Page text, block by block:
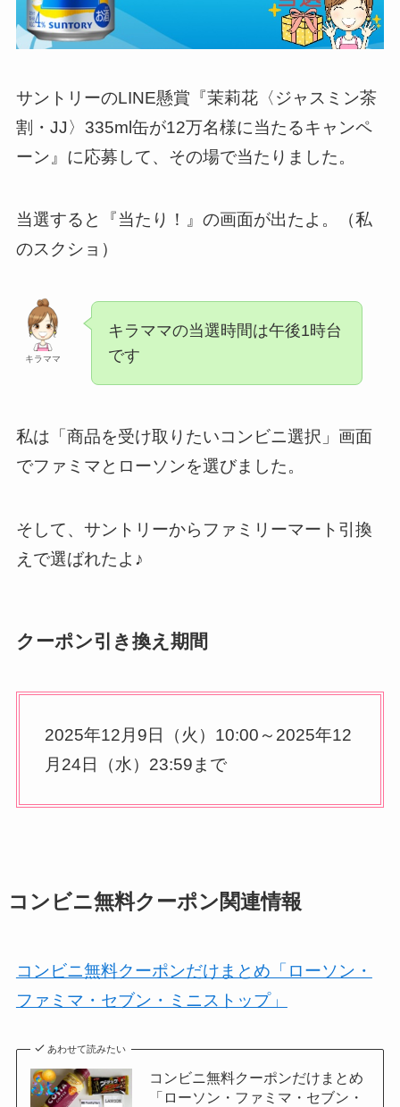
サントリーのLINE懸賞『茉莉花〈ジャスミン茶
割・JJ〉335ml缶が12万名様に当たるキャンペ
ーン』に応募して、その場で当たりました。
当選すると『当たり！』の画面が出たよ。（私
のスクショ）
キラママ
キラママの当選時間は午後1時台
です
私は「商品を受け取りたいコンビニ選択」画面
でファミマとローソンを選びました。
そして、サントリーからファミリーマート引換
えで選ばれたよ♪
クーポン引き換え期間
2025年12月9日（火）10:00～2025年12
月24日（水）23:59まで
コンビニ無料クーポン関連情報
コンビニ無料クーポンだけまとめ「ローソン・
ファミマ・セブン・ミニストップ」
あわせて読みたい
コンビニ無料クーポンだけまとめ
「ローソン・ファミマ・セブン・